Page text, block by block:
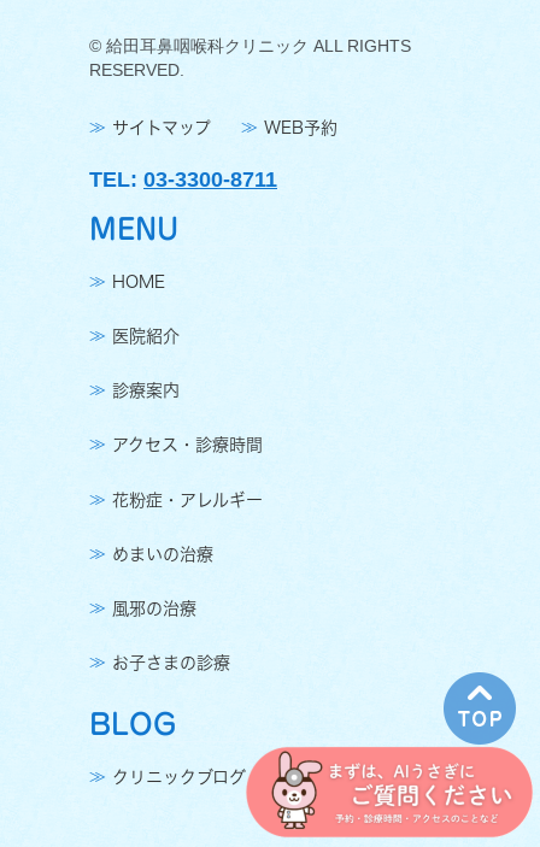
© 給田耳鼻咽喉科クリニック ALL RIGHTS
RESERVED.
サイトマップ WEB予約
TEL: 03-3300-8711
MENU
HOME
医院紹介
診療案内
アクセス・診療時間
花粉症・アレルギー
めまいの治療
風邪の治療
お子さまの診療
BLOG
クリニックブログ